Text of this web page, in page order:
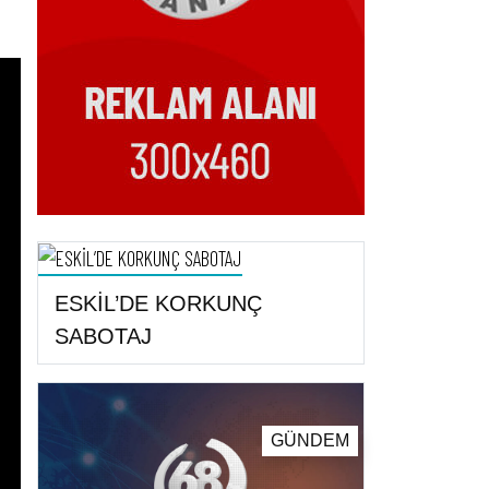
ESKİL’DE KORKUNÇ
SABOTAJ
GÜNDEM